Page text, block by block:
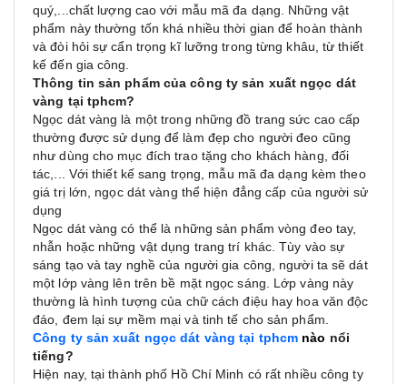
quý,...chất lượng cao với mẫu mã đa dạng. Những vật
phẩm này thường tốn khá nhiều thời gian để hoàn thành
và đòi hỏi sự cẩn trọng kĩ lưỡng trong từng khâu, từ thiết
kế đến gia công.
Thông tin sản phẩm của công ty sản xuất ngọc dát
vàng tại tphcm?
Ngọc dát vàng là một trong những đồ trang sức cao cấp
thường được sử dụng để làm đẹp cho người đeo cũng
như dùng cho mục đích trao tặng cho khách hàng, đối
tác,... Với thiết kế sang trọng, mẫu mã đa dạng kèm theo
giá trị lớn, ngọc dát vàng thể hiện đẳng cấp của người sử
dụng
Ngọc dát vàng có thể là những sản phẩm vòng đeo tay,
nhẫn hoặc những vật dụng trang trí khác. Tùy vào sự
sáng tạo và tay nghề của người gia công, người ta sẽ dát
một lớp vàng lên trên bề mặt ngọc sáng. Lớp vàng này
thường là hình tượng của chữ cách điệu hay hoa văn độc
đáo, đem lại sự mềm mại và tinh tế cho sản phẩm.
Công ty sản xuất ngọc dát vàng tại tphcm nào nổi
tiếng?
Hiện nay, tại thành phố Hồ Chí Minh có rất nhiều công ty